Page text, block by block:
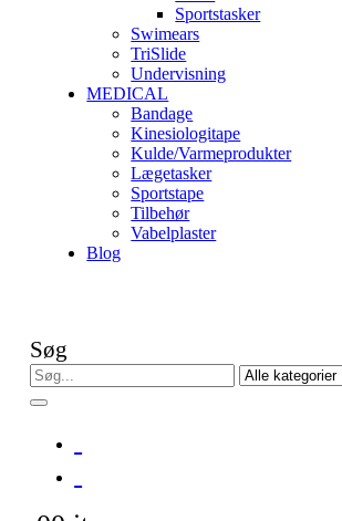
Sportstasker
Swimears
TriSlide
Undervisning
MEDICAL
Bandage
Kinesiologitape
Kulde/Varmeprodukter
Lægetasker
Sportstape
Tilbehør
Vabelplaster
Blog
Søg